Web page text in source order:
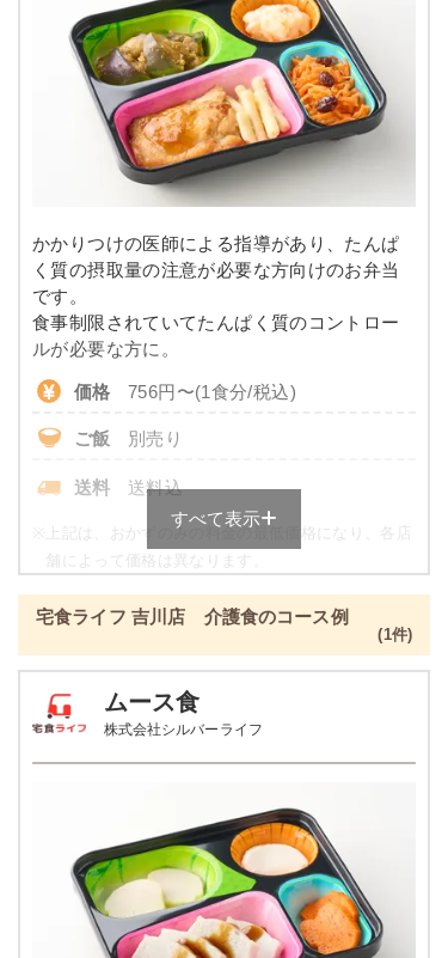
しっとり卯の花
栄養素
※メニューの補足
※ その他備考
メニューは日替わりです（メニューは一例です）
カロリー 170kcal
塩分 1.8g
タンパク質 7.4g
脂質 10.1g
10.6g
リン 109.3mg
カリウム
コレステロール
鶏肉と茄子の和風炒め
ねぎとちくわのぬた
青菜とチャーシュの刻み炒め
ツナとキャベツの炒め物
栄養素
-
※メニューの補足
-
肉豆腐
カリフラワーのレモンマリネ
鶏団子の炊き合わせ
ジャーマンポテト
かかりつけの医師による指導があり、たんぱ
く質の摂取量の注意が必要な方向けのお弁当
です。
食事制限されていてたんぱく質のコントロー
ルが必要な方に。
価格 756円〜(1食分/税込)
ご飯 別売り
送料 送料込
※
上記は、おかずのみの料金の最低価格になり、各店
舗によって価格は異なります。
お問合せください。
たんぱく調整食の栄養素例
品数 4～5品
カロリー 300kcal前後
タンパク質 -
脂質 -
すべて表示
宅食ライフ 吉川店 介護食のコース例
(1件)
ムース食
株式会社シルバーライフ